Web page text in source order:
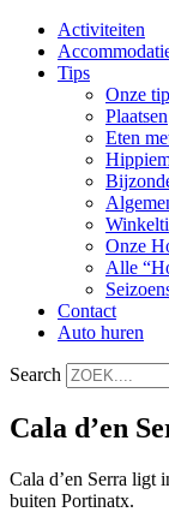
Activiteiten
Tips
Onze
Plaatsen
Eten
Onze
Alle
Contact
Auto huren
Search
Cala d’en
Cala d’en Serra ligt
buiten Portinatx.